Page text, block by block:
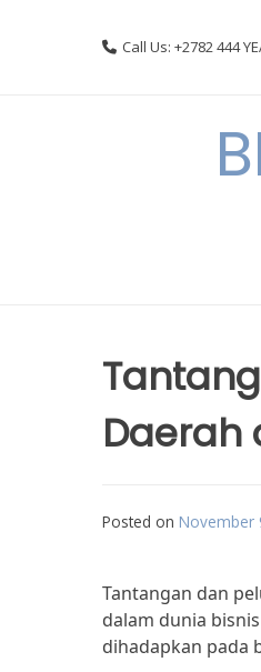
Call Us: +2782 444
Daerah
Posted on November
Tantangan dan
dalam dunia
dihadapkan pada